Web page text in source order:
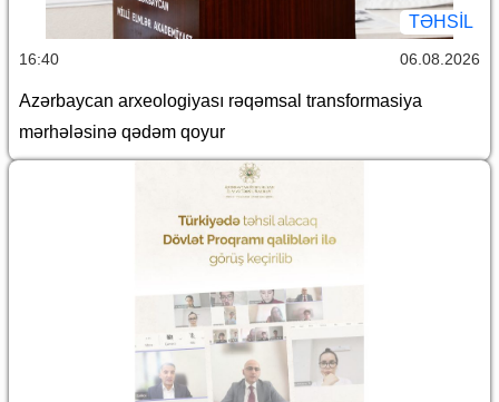
TƏHSIL
16:40 06.08.2026
Azərbaycan arxeologiyası rəqəmsal transformasiya
mərhələsinə qədəm qoyur